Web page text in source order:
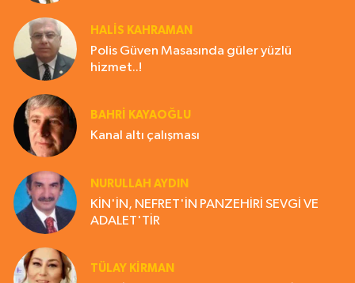
HALIS KAHRAMAN
Polis Güven Masasında güler yüzlü
hizmet..!
BAHRI KAYAOĞLU
Kanal altı çalışması
NURULLAH AYDIN
KİN'İN, NEFRET'İN PANZEHİRİ SEVGİ VE
ADALET'TİR
TÜLAY KİRMAN